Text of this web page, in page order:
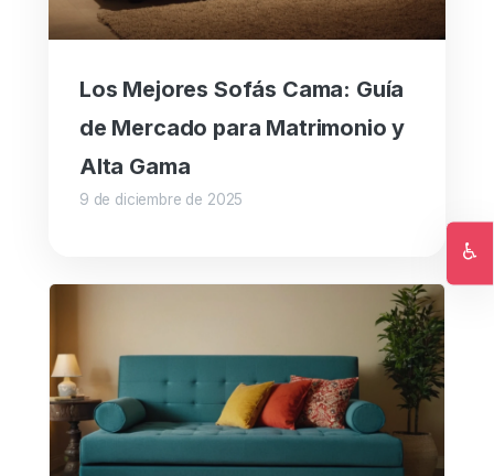
Los Mejores Sofás Cama: Guía
de Mercado para Matrimonio y
Alta Gama
9 de diciembre de 2025
♿